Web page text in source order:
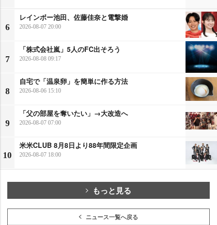
6
レインボー池田、佐藤佳奈と電撃婚
2026-08-07 20:00
7
「株式会社嵐」5人のFC出そろう
2026-08-08 09:17
8
自宅で「温泉卵」を簡単に作る方法
2026-08-06 15:10
9
「父の部屋を奪いたい」→大改造へ
2026-08-07 07:00
10
米米CLUB 8月8日より88年間限定企画
2026-08-07 18:00
もっと見る
ニュース一覧へ戻る